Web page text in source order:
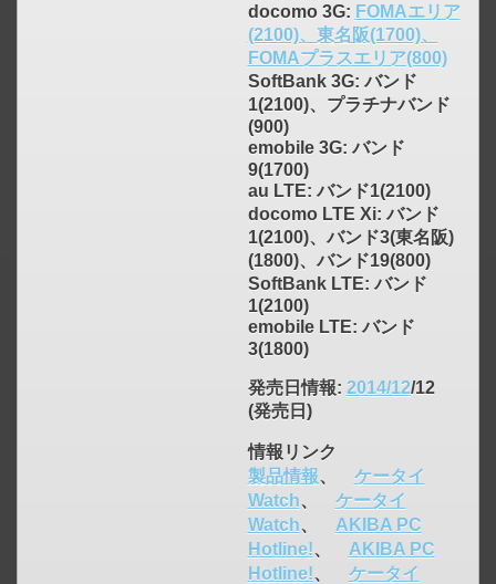
docomo 3G: FOMAエリア
(2100)、東名阪(1700)、
FOMAプラスエリア(800)
SoftBank 3G: バンド
1(2100)、プラチナバンド
(900)
emobile 3G: バンド
9(1700)
au LTE: バンド1(2100)
docomo LTE Xi: バンド
1(2100)、バンド3(東名阪)
(1800)、バンド19(800)
SoftBank LTE: バンド
1(2100)
emobile LTE: バンド
3(1800)
発売日情報: 2014/12/12
(発売日)
情報リンク
製品情報、
ケータイ
Watch、
ケータイ
Watch、
AKIBA PC
Hotline!、
AKIBA PC
Hotline!、
ケータイ
click to expand contents